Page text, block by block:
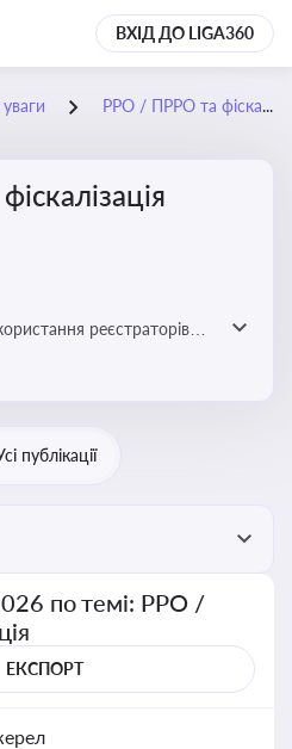
ВХІД ДО LIGA360
РРО / ПРРО та фіскалізація
реєстраторів
щодо РРО
публікації
по темі: РРО /
ЕКСПОРТ